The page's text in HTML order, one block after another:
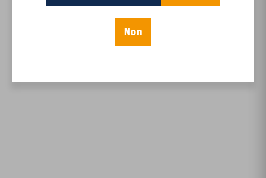
silence des cœurs et qui se nomme « aimer ».
Consultez les autres articles de
Non